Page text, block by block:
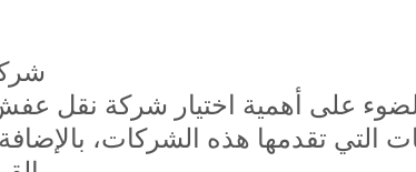
على أهمية اختيار شركة نقل
التي تقدمها هذه الشركات،